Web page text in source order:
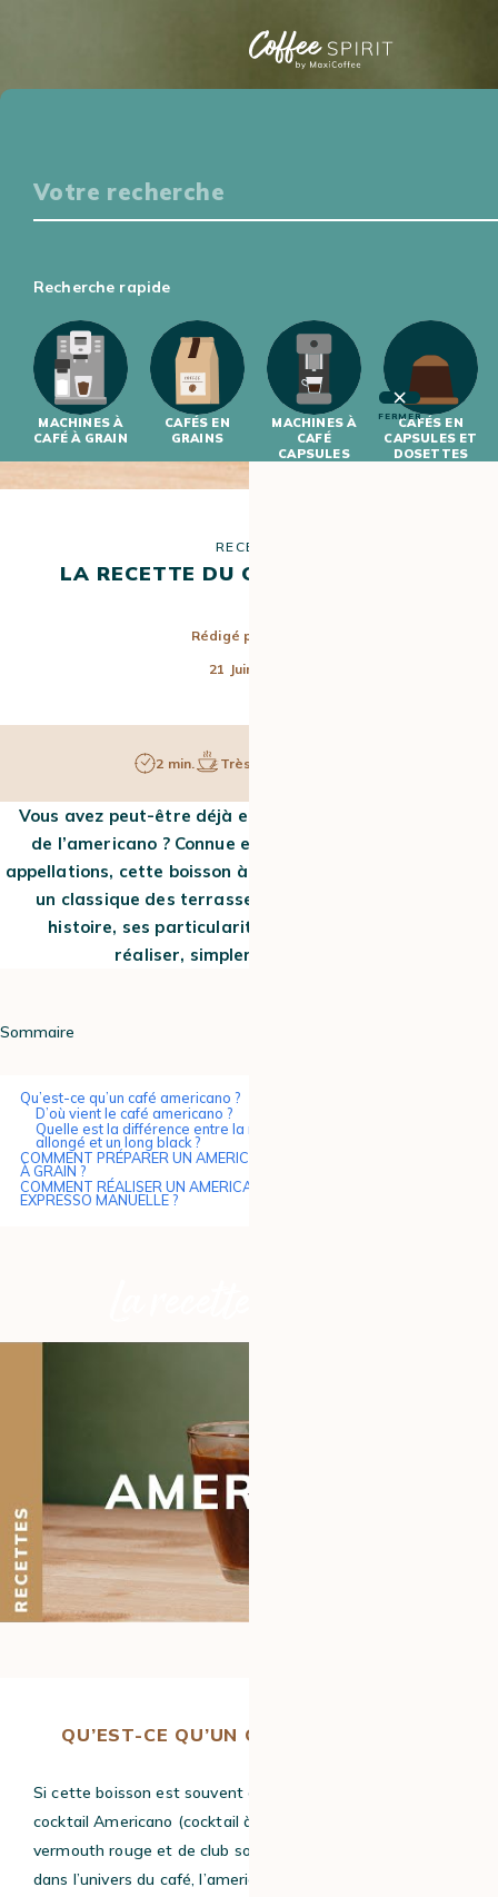
S'INITIER
S'INITIER
FERMER
Recherche rapide
MACHINES À
CAFÉ À GRAIN
CAFÉS EN
GRAINS
MACHINES À
CAFÉ
CAPSULES
CAFÉS EN
CAPSULES ET
DOSETTES
RECETTE
LA RECETTE DU CAFÉ AMERICANO
Rédigé par
21 Juin 2023
2 min. Très facile
Vous avez peut-être déjà entendu parler de la recette
de l’americano ? Connue en France sous différentes
appellations, cette boisson à la saveur riche et corsée est
un classique des terrasses de café. Découvrez son
histoire, ses particularités et les étapes pour la
réaliser, simplement, chez vous.
Sommaire
Qu’est-ce qu’un café americano ?
D’où vient le café americano ?
Quelle est la différence entre la recette d’un americano, un café
allongé et un long black ?
COMMENT PRÉPARER UN AMERICANO AVEC UNE MACHINE À CAFÉ
À GRAIN ?
COMMENT RÉALISER UN AMERICANO AVEC UNE MACHINE
EXPRESSO MANUELLE ?
QU’EST-CE QU’UN CAFÉ AMERICANO ?
Si cette boisson est souvent confondue avec la recette du
cocktail Americano (cocktail à base de campari, de
vermouth rouge et de club soda) de Gaspare Campari,
dans l’univers du café, l’americano est un